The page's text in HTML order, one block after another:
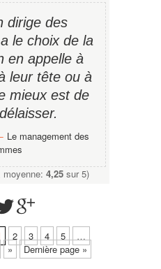
dirige des
le choix de la
en appelle à
leur tête ou à
mieux est de
− Le management des
4,25 sur 5)
2 3 4 5
…
» Dernière page »